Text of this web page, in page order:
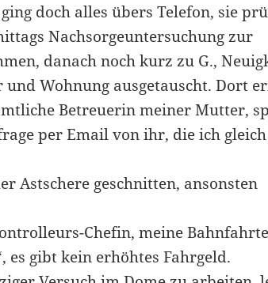
doch alles übers Telefon, sie
Nachsorgeuntersuchung zur
danach noch kurz zu G.,
Wohnung ausgetauscht. Dort
Betreuerin meiner Mutter,
per Email von ihr, die ich gleich
Astschere geschnitten, ansonsten
Chefin, meine
es gibt kein erhöhtes Fahrgeld.